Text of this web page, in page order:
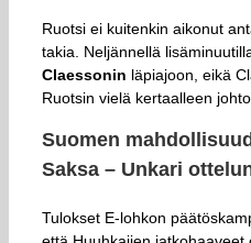
Ruotsi ei kuitenkin aikonut
takia. Neljännellä
Claessonin läpiajoon, eikä
Ruotsin vielä kertaalleen
Suomen
Saksa – Unkari
Tulokset E-lohkon